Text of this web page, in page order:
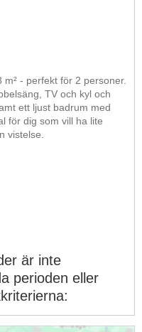
- perfekt för 2 personer.
TV och kyl och
ett ljust badrum med
för dig som vill ha lite
vistelse.
är inte
perioden eller